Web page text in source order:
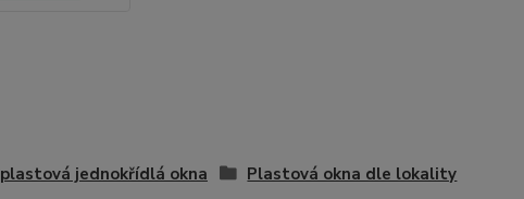
plastová jednokřídlá okna
Plastová okna dle lokality